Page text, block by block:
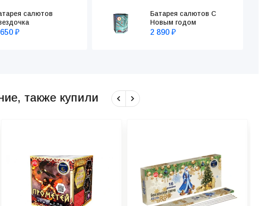
салютов
₽
Батарея салютов С
Новым годом
2 890 ₽
также купили